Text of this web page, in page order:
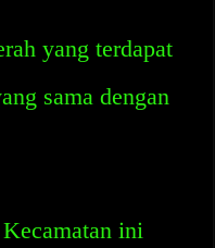
yang terdapat
sama dengan
ini